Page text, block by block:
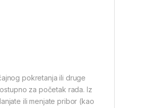
pokretanja ili druge
za početak rada. Iz
ili menjate pribor (kao